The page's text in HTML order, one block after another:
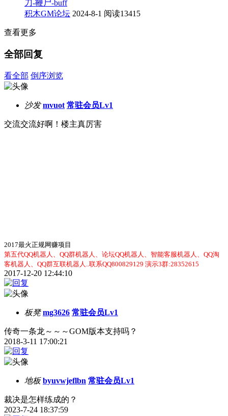
刀-鞭尸-buff
积木GM论坛 2024-8-1 阅读13415
查看更多
全部回复
看全部 倒序浏览
沙发 mvuot 常驻会员Lv1
交流交流好啊！楼主真厉害
2017最火正规网赚项目
第五代QQ机器人
QQ群机器人 论坛QQ机器人 智能客服机器人
QQ淘
客机器人
QQ群互联机器人 ..联系QQ800829129 演示3群:28352615
2017-12-20 12:44:10
板凳 mg3626 常驻会员Lv1
传奇一条龙～～～GOM版本支持吗？
2018-3-11 17:00:21
地板 byuvwjeflbn 常驻会员Lv1
裁决是怎样练成的？
2023-7-24 18:37:59